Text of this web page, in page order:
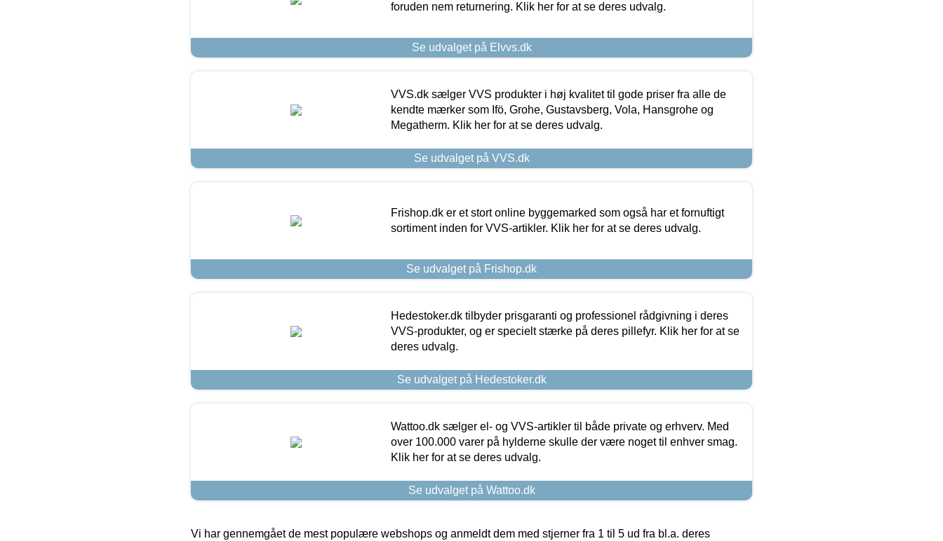
foruden nem returnering. Klik her for at se deres udvalg.
Se udvalget på Elvvs.dk
VVS.dk sælger VVS produkter i høj kvalitet til gode priser fra alle de
kendte mærker som Ifö, Grohe, Gustavsberg, Vola, Hansgrohe og
Megatherm. Klik her for at se deres udvalg.
Se udvalget på VVS.dk
Frishop.dk er et stort online byggemarked som også har et fornuftigt
sortiment inden for VVS-artikler. Klik her for at se deres udvalg.
Se udvalget på Frishop.dk
Hedestoker.dk tilbyder prisgaranti og professionel rådgivning i deres
VVS-produkter, og er specielt stærke på deres pillefyr. Klik her for at se
deres udvalg.
Se udvalget på Hedestoker.dk
Wattoo.dk sælger el- og VVS-artikler til både private og erhverv. Med
over 100.000 varer på hylderne skulle der være noget til enhver smag.
Klik her for at se deres udvalg.
Se udvalget på Wattoo.dk
Vi har gennemgået de mest populære webshops og anmeldt dem med stjerner fra 1 til 5 ud fra bl.a. deres